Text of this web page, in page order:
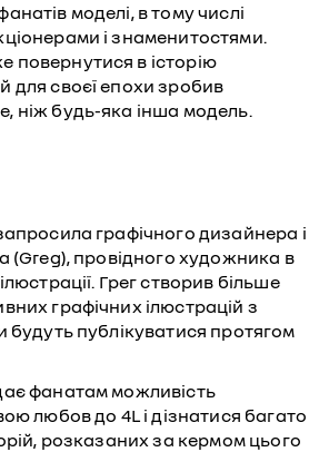
моделі, в тому числі
і знаменитостями.
повернутися в історію
для своєї епохи зробив
ніж будь-яка інша модель.
графічного дизайнера і
(Greg), провідного художника в
Грег створив більше
графічних ілюстрацій з
будуть публікуватися протягом
фанатам можливість
любов до 4L і дізнатися багато
розказаних за кермом цього